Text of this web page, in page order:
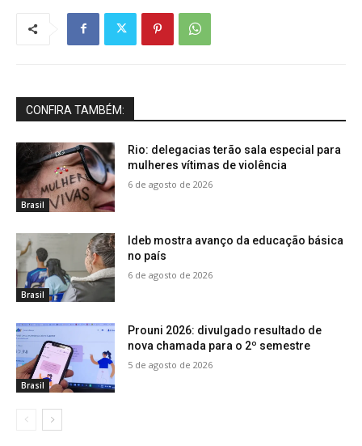
CONFIRA TAMBÉM:
Brasil
Rio: delegacias terão sala especial para
mulheres vítimas de violência
6 de agosto de 2026
Brasil
Ideb mostra avanço da educação básica
no país
6 de agosto de 2026
Brasil
Prouni 2026: divulgado resultado de
nova chamada para o 2º semestre
5 de agosto de 2026